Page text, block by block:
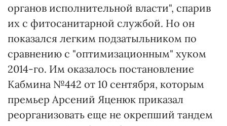
органов исполнительной власти", спарив
их с фитосанитарной службой. Но он
показался легким подзатыльником по
сравнению с "оптимизационным" хуком
2014-го. Им оказалось постановление
Кабмина №442 от 10 сентября, которым
премьер Арсений Яценюк приказал
реорганизовать еще не окрепший тандем